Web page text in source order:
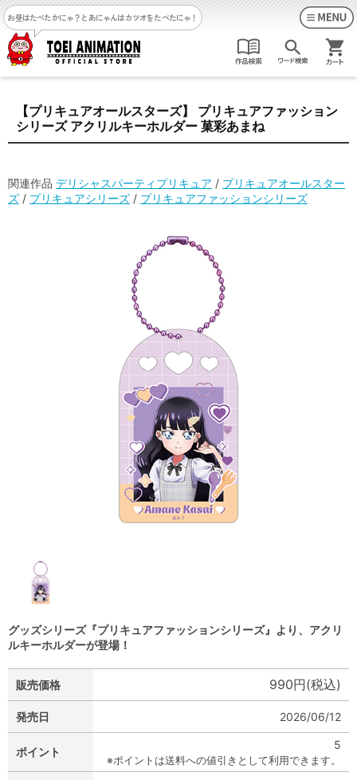
お昼はたべたかにゃ？ とあにゃんはカツオをたべたにゃ！
【プリキュアオールスターズ】 プリキュアファッション
シリーズ アクリルキーホルダー 菓彩あまね
関連作品 デリシャスパーティプリキュア / プリキュアオールスター
ズ / プリキュアシリーズ / プリキュアファッションシリーズ
グッズシリーズ『プリキュアファッションシリーズ』より、アクリ
ルキーホルダーが登場！
販売価格 990円(税込)
発売日 2026/06/12
ポイント
5
※ポイントは送料への値引きとして利用できます。